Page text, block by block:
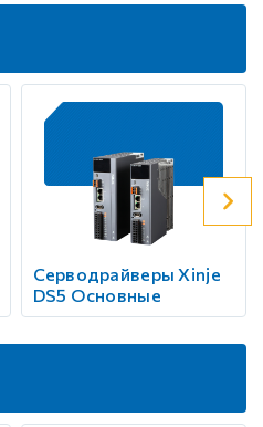
Серводрайверы Xinje
DS5 Основные